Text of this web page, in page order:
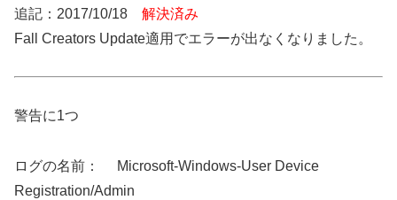
追記：2017/10/18 解決済み
Fall Creators Update適用でエラーが出なくなりました。
警告に1つ
ログの名前： Microsoft-Windows-User Device
Registration/Admin